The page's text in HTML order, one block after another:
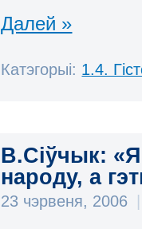
Далей »
Катэгорыі: 1.4.
В.Сіўчык: «Я
народу, а
23 чэрвеня, 2006